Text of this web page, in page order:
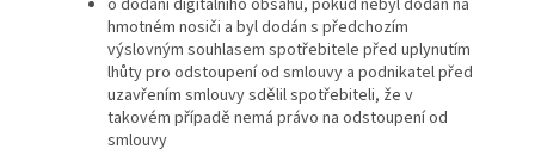
o dodání digitálního obsahu, pokud nebyl dodán na
hmotném nosiči a byl dodán s předchozím
výslovným souhlasem spotřebitele před uplynutím
lhůty pro odstoupení od smlouvy a podnikatel před
uzavřením smlouvy sdělil spotřebiteli, že v
takovém případě nemá právo na odstoupení od
smlouvy